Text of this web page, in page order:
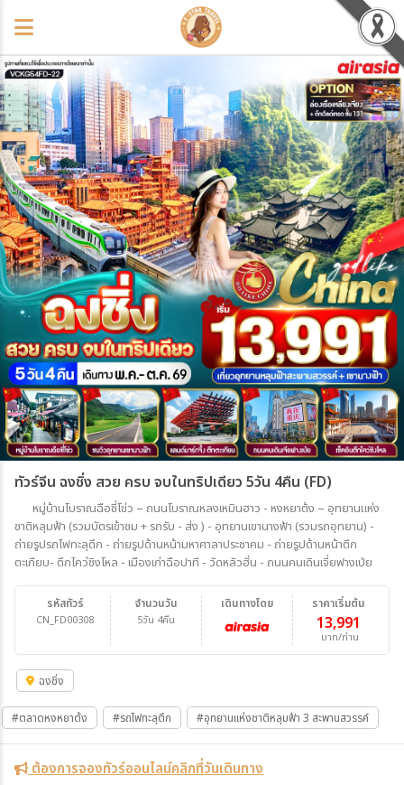
ทัวร์จีน ฉงชิ่ง สวย ครบ จบในทริปเดียว 5วัน 4คืน (FD)
หมู่บ้านโบราณฉือชี่โข่ว – ถนนโบราณหลงเหมินฮาว - หงหยาต้ง – อุทยานแห่ง
ชาติหลุมฟ้า (รวมบัตรเข้าชม + รถรับ - ส่ง ) - อุทยานเขานางฟ้า (รวมรถอุทยาน) -
ถ่ายรูปรถไฟทะลุตึก - ถ่ายรูปด้านหน้ามหาศาลาประชาคม - ถ่ายรูปด้านหน้าตึก
ตะเกียบ- ตึกไคว่ชิงโหล - เมืองเก่าฉือปาที - วัดหลัวฮั่น - ถนนคนเดินเจี่ยฟางเป่ย
รหัสทัวร์
CN_FD00308
จำนวนวัน
5วัน 4คืน
ราคาเริ่มต้น
13,991
บาท/ท่าน
เดินทางโดย
ฉงชิ่ง
#ตลาดหงหยาต้ง #รถไฟทะลุตึก #อุทยานแห่งชาติหลุมฟ้า 3 สะพานสวรรค์
ต้องการจองทัวร์ออนไลน์คลิกที่วันเดินทาง